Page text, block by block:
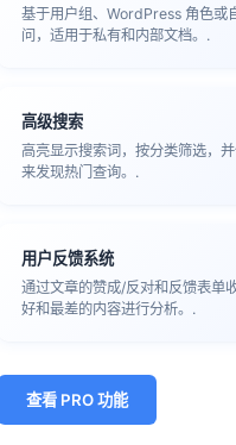
基于用户组、WordPress 角色或
问，适用于私有和内部文档。.
高级搜索
高亮显示搜索词，按分类筛选，
来发现热门查询。.
用户反馈系统
通过文章的赞成/反对和反馈表单
好和最差的内容进行分析。.
查看 PRO 功能